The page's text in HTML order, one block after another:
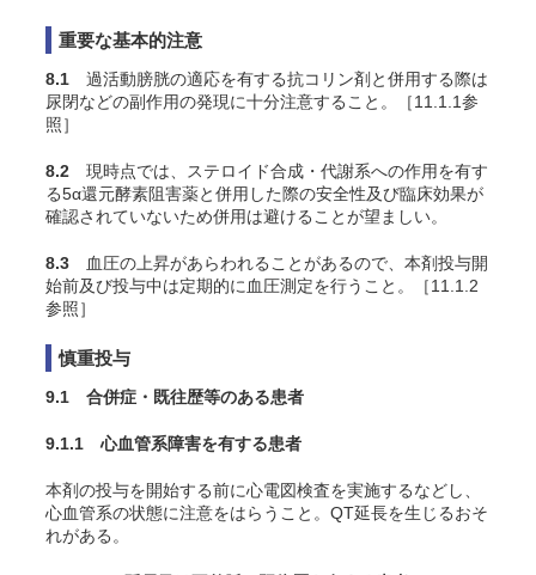
重要な基本的注意
8.1 過活動膀胱の適応を有する抗コリン剤と併用する際は
尿閉などの副作用の発現に十分注意すること。［11.1.1参
照］
8.2 現時点では、ステロイド合成・代謝系への作用を有す
る5α還元酵素阻害薬と併用した際の安全性及び臨床効果が
確認されていないため併用は避けることが望ましい。
8.3 血圧の上昇があらわれることがあるので、本剤投与開
始前及び投与中は定期的に血圧測定を行うこと。［11.1.2
参照］
慎重投与
9.1 合併症・既往歴等のある患者
9.1.1 心血管系障害を有する患者
本剤の投与を開始する前に心電図検査を実施するなどし、
心血管系の状態に注意をはらうこと。QT延長を生じるおそ
れがある。